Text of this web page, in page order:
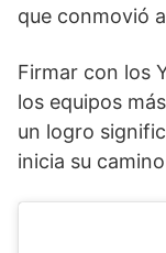
que conmovió
Firmar con los
los equipos
un logro
inicia su